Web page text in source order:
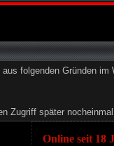
folgenden Gründen im
Zugriff später
Online seit 18